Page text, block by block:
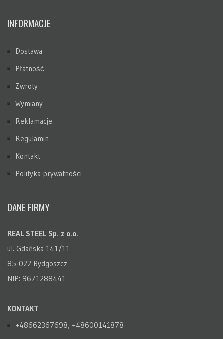
INFORMACJE
Dostawa
Płatność
Zwroty
Wymiany
Reklamacje
Regulamin
Kontakt
Polityka prywatności
DANE FIRMY
REAL STEEL Sp. z o.o.
ul. Gdańska 141/11
85-022 Bydgoszcz
NIP: 9671288441
KONTAKT
+48662367698, +48600141878